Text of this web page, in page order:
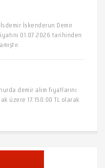
İskenderun Demir
01.07.2026 tarihinden
demir alım fiyatlarını
üzere 17.150.00 TL olarak